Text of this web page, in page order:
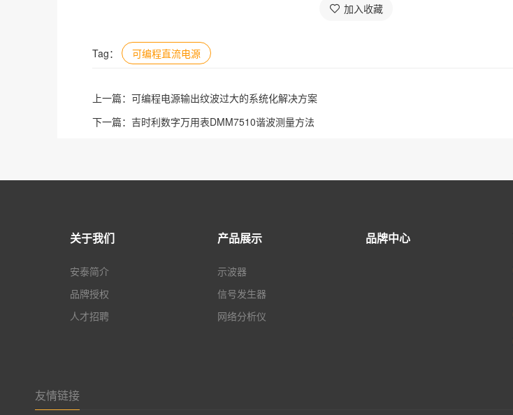
加入收藏
Tag： 可编程直流电源
上一篇： 可编程电源输出纹波过大的系统化解决方案
下一篇： 吉时利数字万用表DMM7510谐波测量方法
关于我们
安泰简介
品牌授权
人才招聘
产品展示
示波器
信号发生器
网络分析仪
品牌中心
友情链接